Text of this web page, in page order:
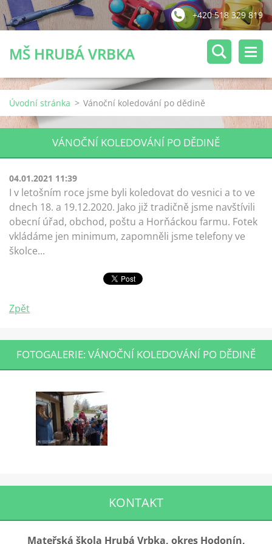
+420 518 329 819
MŠ HRUBÁ VRBKA
Úvodní stránka > Vánoční koledování po dědině
VÁNOČNÍ KOLEDOVÁNÍ PO DĚDINĚ
04.01.2021 11:39
I v letošním roce jsme byli koledovat do vesnici a to ve
dnech 18. a 19.12.2020. Jako již tradičně jsme navštívili
obecní úřad, obchod, poštu a Horňáckou farmu. Fotek
vkládáme jen minimum, zapomněli jsme telefony ve
školce...
Zpět
FOTOGALERIE: VÁNOČNÍ KOLEDOVÁNÍ PO DĚDINĚ
KONTAKT
Mateřská škola Hrubá Vrbka, okres Hodonín,